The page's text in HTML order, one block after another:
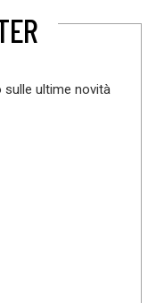
ultime novità